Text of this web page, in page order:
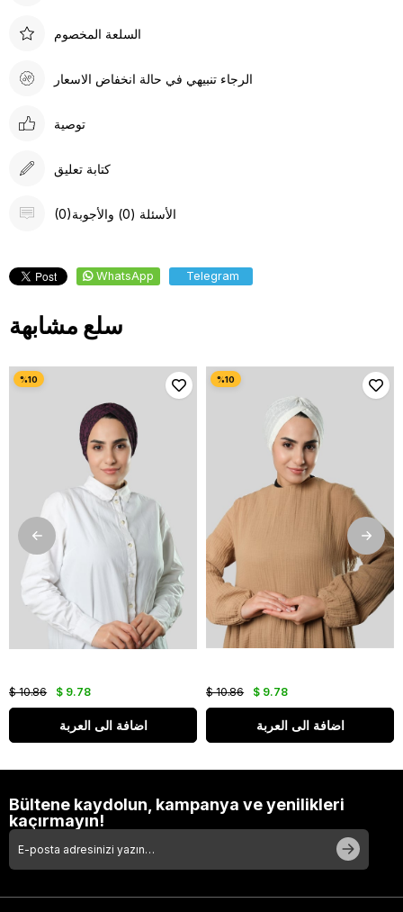
السلعة المخصوم
الرجاء تنبيهي في حالة انخفاض الاسعار
توصية
كتابة تعليق
(0)الأسئلة (0) والأجوبة
WhatsApp Telegram
سلع مشابهة
$ 9.78
$ 10.86
اضافة الى العربة
$ 9.78
$ 10.86
اضافة الى العربة
Bültene kaydolun, kampanya ve yenilikleri
kaçırmayın!